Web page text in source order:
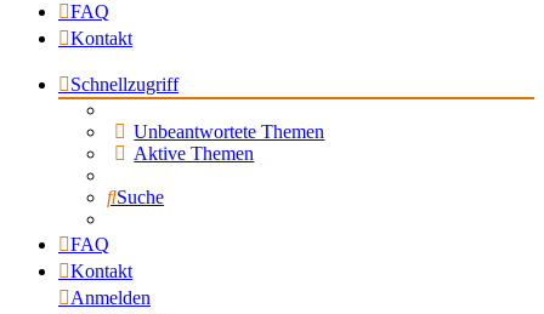
FAQ
Kontakt
Schnellzugriff
Unbeantwortete Themen
Aktive Themen
Suche
FAQ
Kontakt
Anmelden